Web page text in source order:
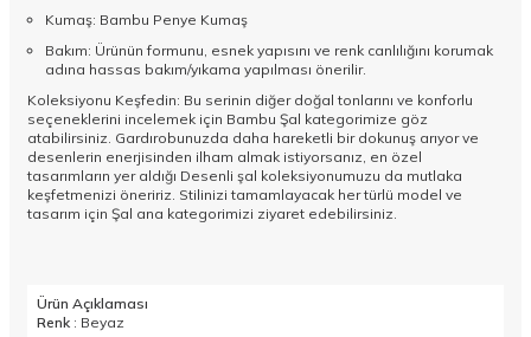
Kumaş: Bambu Penye Kumaş
Bakım: Ürünün formunu, esnek yapısını ve renk canlılığını korumak
adına hassas bakım/yıkama yapılması önerilir.
Koleksiyonu Keşfedin: Bu serinin diğer doğal tonlarını ve konforlu
seçeneklerini incelemek için Bambu Şal kategorimize göz
atabilirsiniz. Gardırobunuzda daha hareketli bir dokunuş arıyor ve
desenlerin enerjisinden ilham almak istiyorsanız, en özel
tasarımların yer aldığı Desenli şal koleksiyonumuzu da mutlaka
keşfetmenizi öneririz. Stilinizi tamamlayacak her türlü model ve
tasarım için Şal ana kategorimizi ziyaret edebilirsiniz.
Ürün Açıklaması
Renk : Beyaz